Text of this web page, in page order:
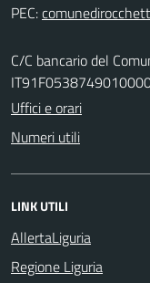
PEC:
C/C bancario del
Uffici e orari
Numeri utili
LINK UTILI
AllertaLiguria
Regione Liguria